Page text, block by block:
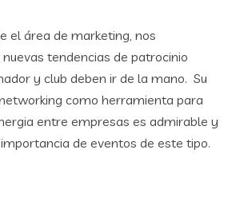
el área de marketing, nos
tendencias de patrocinio
y club deben ir de la mano. Su
como herramienta para
entre empresas es admirable y
de eventos de este tipo.